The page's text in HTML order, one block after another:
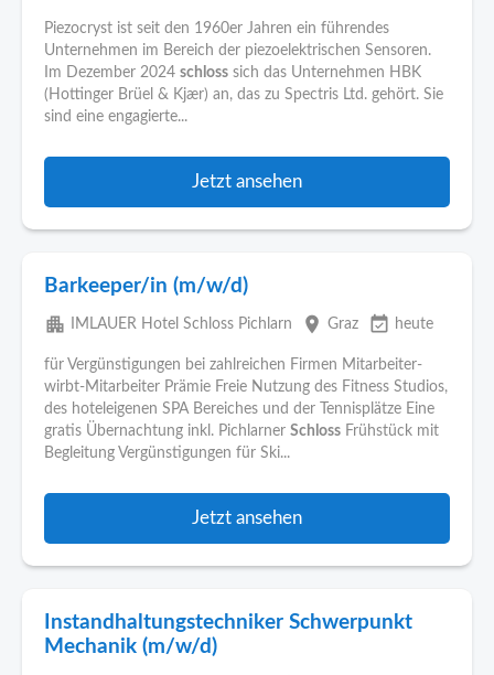
Piezocryst ist seit den 1960er Jahren ein führendes
Unternehmen im Bereich der piezoelektrischen Sensoren.
Im Dezember 2024 schloss sich das Unternehmen HBK
(Hottinger Brüel & Kjær) an, das zu Spectris Ltd. gehört. Sie
sind eine engagierte...
Jetzt ansehen
Barkeeper/in (m/w/d)
apartment IMLAUER Hotel Schloss Pichlarn place Graz event_available heute
für Vergünstigungen bei zahlreichen Firmen Mitarbeiter-
wirbt-Mitarbeiter Prämie Freie Nutzung des Fitness Studios,
des hoteleigenen SPA Bereiches und der Tennisplätze Eine
gratis Übernachtung inkl. Pichlarner Schloss Frühstück mit
Begleitung Vergünstigungen für Ski...
Jetzt ansehen
Instandhaltungstechniker Schwerpunkt
Mechanik (m/w/d)